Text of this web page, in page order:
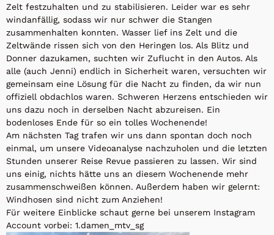
Zelt festzuhalten und zu stabilisieren. Leider war es sehr
windanfällig, sodass wir nur schwer die Stangen
zusammenhalten konnten. Wasser lief ins Zelt und die
Zeltwände rissen sich von den Heringen los. Als Blitz und
Donner dazukamen, suchten wir Zuflucht in den Autos. Als
alle (auch Jenni) endlich in Sicherheit waren, versuchten wir
gemeinsam eine Lösung für die Nacht zu finden, da wir nun
offiziell obdachlos waren. Schweren Herzens entschieden wir
uns dazu noch in derselben Nacht abzureisen. Ein
bodenloses Ende für so ein tolles Wochenende!
Am nächsten Tag trafen wir uns dann spontan doch noch
einmal, um unsere Videoanalyse nachzuholen und die letzten
Stunden unserer Reise Revue passieren zu lassen. Wir sind
uns einig, nichts hätte uns an diesem Wochenende mehr
zusammenschweißen können. Außerdem haben wir gelernt:
Windhosen sind nicht zum Anziehen!
Für weitere Einblicke schaut gerne bei unserem Instagram
Account vorbei: 1.damen_mtv_sg